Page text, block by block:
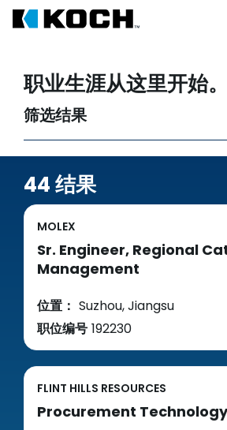
职业生涯从这里开始。
筛选结果
44 结果
MOLEX
Sr. Engineer, Regional
Management
位置： Suzhou, Jiangsu
职位编号 192230
FLINT HILLS RESOURCES
Procurement